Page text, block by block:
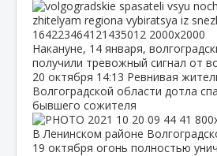
Накануне, 14 января,
получили тревожный сигнал от
20 октября 14:13 Ревнивая
Волгоградской области дотла
бывшего сожителя
В Ленинском районе
19 октября огонь полностью